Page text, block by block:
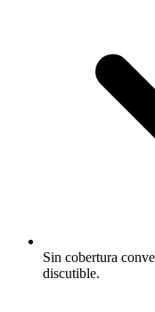
Sin cobertura
discutible.